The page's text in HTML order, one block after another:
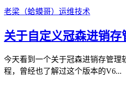
老梁（蛤蟆哥） 运维技术
关于自定义冠森进销
今天看到一个关于冠森进销存管理
程，曾经也了解过这个版本的V6...